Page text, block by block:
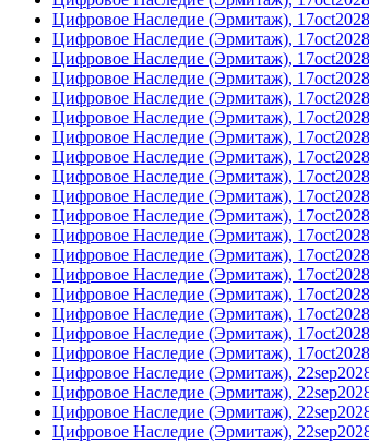
Цифровое Наследие (Эрмитаж),
Цифровое Наследие (Эрмитаж),
Цифровое Наследие (Эрмитаж),
Цифровое Наследие (Эрмитаж),
Цифровое Наследие (Эрмитаж),
Цифровое Наследие (Эрмитаж),
Цифровое Наследие (Эрмитаж),
Цифровое Наследие (Эрмитаж),
Цифровое Наследие (Эрмитаж),
Цифровое Наследие (Эрмитаж),
Цифровое Наследие (Эрмитаж),
Цифровое Наследие (Эрмитаж),
Цифровое Наследие (Эрмитаж),
Цифровое Наследие (Эрмитаж),
Цифровое Наследие (Эрмитаж),
Цифровое Наследие (Эрмитаж),
Цифровое Наследие (Эрмитаж),
Цифровое Наследие (Эрмитаж),
Цифровое Наследие (Эрмитаж),
Цифровое Наследие (Эрмитаж),
Цифровое Наследие (Эрмитаж),
Цифровое Наследие (Эрмитаж),